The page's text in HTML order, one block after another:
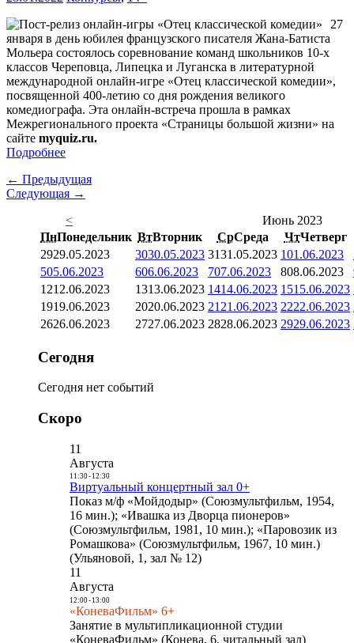
27
января в день юбилея французского писателя Жана-Батиста
Мольера состоялось соревнование команд школьников 10-х
классов Череповца, Липецка и Луганска в литературной
международной онлайн-игре «Отец классической комедии»,
посвященной 400-летию со дня рождения великого
комедиографа. Эта онлайн-встреча прошла в рамках
Межрегионального проекта «Страницы большой жизни» на
сайте myquiz.ru.
Подробнее
← Предыдущая
Следующая →
<
Июнь 2023
ПнПонедельник ВтВторник СрСреда ЧтЧетверг
2929.05.2023 3030.05.2023 3131.05.2023 101.06.2023
505.06.2023 606.06.2023 707.06.2023 808.06.2023
1212.06.2023 1313.06.2023 1414.06.2023 1515.06.2023
1919.06.2023 2020.06.2023 21 21.06.2023 2222.06.2023
2626.06.2023 2727.06.2023 2828.06.2023 2929.06.2023
Сегодня
Сегодня нет событий
Скоро
11
Августа
11:30- 12:30
Виртуальный концертный зал 0+
Показ м/ф «Мойдодыр» (Союзмультфильм, 1954,
16 мин.); «Ивашка из Дворца пионеров»
(Союзмультфильм, 1981, 10 мин.); «Паровозик из
Ромашкова» (Союзмультфильм, 1967, 10 мин.)
(Ульяновой, 1, зал № 12)
11
Августа
12:00- 13:00
«КоневаФильм» 6+
Занятие в мультипликационной студии
«КоневаФильм» (Конева, 6, читальный зал)